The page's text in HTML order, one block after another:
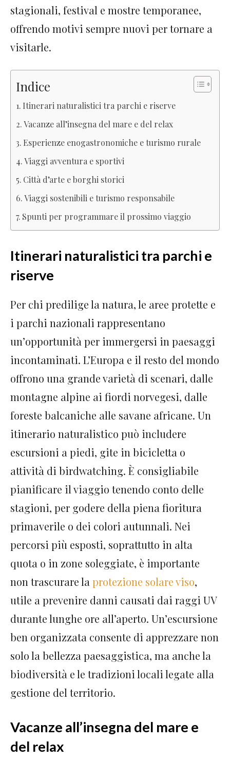
stagionali, festival e mostre temporanee,
offrendo motivi sempre nuovi per tornare a
visitarle.
Indice
Itinerari naturalistici tra parchi e riserve
Vacanze all’insegna del mare e del relax
Esperienze enogastronomiche e turismo rurale
Viaggi avventura e sportivi
Città d’arte e borghi storici
Viaggi sostenibili e turismo responsabile
Spunti per programmare il prossimo viaggio
Itinerari naturalistici tra parchi e
riserve
Per chi predilige la natura, le aree protette e
i parchi nazionali rappresentano
un’opportunità per immergersi in paesaggi
incontaminati. L’Europa e il resto del mondo
offrono una grande varietà di scenari, dalle
montagne alpine ai fiordi norvegesi, dalle
foreste balcaniche alle savane africane. Un
itinerario naturalistico può includere
escursioni a piedi, gite in bicicletta o
attività di birdwatching. È consigliabile
pianificare il viaggio tenendo conto delle
stagioni, per godere della piena fioritura
primaverile o dei colori autunnali. Nei
percorsi più esposti, soprattutto in alta
quota o in zone soleggiate, è importante
non trascurare la protezione solare viso,
utile a prevenire danni causati dai raggi UV
durante lunghe ore all’aperto. Un’escursione
ben organizzata consente di apprezzare non
solo la bellezza paesaggistica, ma anche la
biodiversità e le tradizioni locali legate alla
gestione del territorio.
Vacanze all’insegna del mare e
del relax